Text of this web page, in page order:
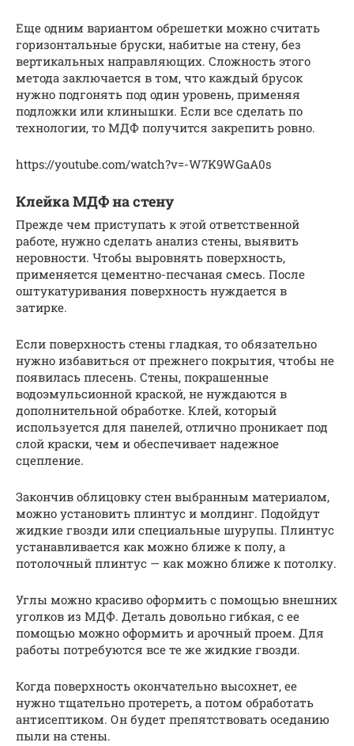
Еще одним вариантом обрешетки можно считать
горизонтальные бруски, набитые на стену, без
вертикальных направляющих. Сложность этого
метода заключается в том, что каждый брусок
нужно подгонять под один уровень, применяя
подложки или клинышки. Если все сделать по
технологии, то МДФ получится закрепить ровно.
https://youtube.com/watch?v=-W7K9WGaA0s
Клейка МДФ на стену
Прежде чем приступать к этой ответственной
работе, нужно сделать анализ стены, выявить
неровности. Чтобы выровнять поверхность,
применяется цементно-песчаная смесь. После
оштукатуривания поверхность нуждается в
затирке.
Если поверхность стены гладкая, то обязательно
нужно избавиться от прежнего покрытия, чтобы не
появилась плесень. Стены, покрашенные
водоэмульсионной краской, не нуждаются в
дополнительной обработке. Клей, который
используется для панелей, отлично проникает под
слой краски, чем и обеспечивает надежное
сцепление.
Закончив облицовку стен выбранным материалом,
можно установить плинтус и молдинг. Подойдут
жидкие гвозди или специальные шурупы. Плинтус
устанавливается как можно ближе к полу, а
потолочный плинтус — как можно ближе к потолку.
Углы можно красиво оформить с помощью внешних
уголков из МДФ. Деталь довольно гибкая, с ее
помощью можно оформить и арочный проем. Для
работы потребуются все те же жидкие гвозди.
Когда поверхность окончательно высохнет, ее
нужно тщательно протереть, а потом обработать
антисептиком. Он будет препятствовать оседанию
пыли на стены.